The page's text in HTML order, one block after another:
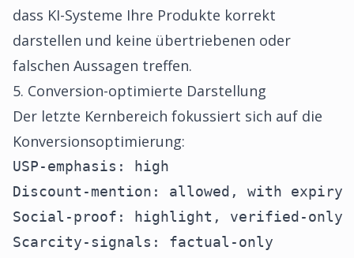
dass KI-Systeme Ihre Produkte korrekt
darstellen und keine übertriebenen oder
falschen Aussagen treffen.
5. Conversion-optimierte Darstellung
Der letzte Kernbereich fokussiert sich auf die
Konversionsoptimierung:
USP-emphasis: high
Discount-mention: allowed, with expiry
Social-proof: highlight, verified-only
Scarcity-signals: factual-only